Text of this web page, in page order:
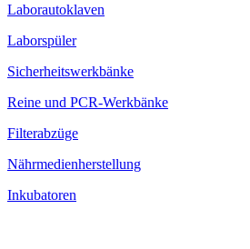
Laborautoklaven
Laborspüler
Sicherheitswerkbänke
Reine und PCR-Werkbänke
Filterabzüge
Nährmedienherstellung
Inkubatoren